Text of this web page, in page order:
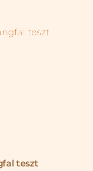
teszt